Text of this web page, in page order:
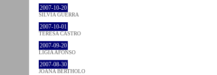
2007-10-20
SÍLVIA GUERRA
2007-10-01
TERESA CASTRO
2007-09-20
LÍGIA AFONSO
2007-08-30
JOANA BÉRTHOLO